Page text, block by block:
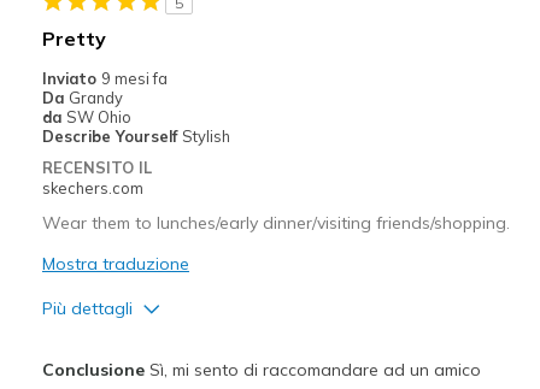
View On Shoes
Pretty
Inviato 9 mesi fa
Da Grandy
da SW Ohio
Describe Yourself Stylish
RECENSITO IL
skechers.com
Wear them to lunches/early dinner/visiting friends/shopping.
Mostra traduzione
Più dettagli
ConclusioneSì, mi sento di raccomandare ad un amico